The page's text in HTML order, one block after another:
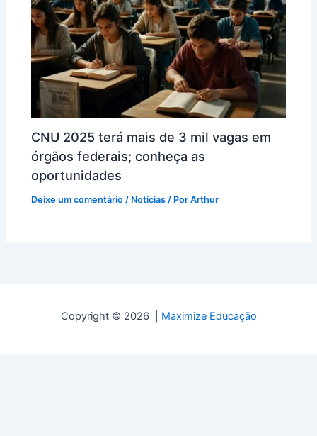
CNU 2025 terá mais de 3 mil vagas em
órgãos federais; conheça as
oportunidades
Deixe um comentário / Notícias / PorArthur
Copyright © 2026 | Maximize Educação